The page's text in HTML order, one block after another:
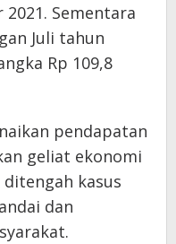
Sementara
Juli tahun
Rp 109,8
pendapatan
geliat ekonomi
kasus
dan